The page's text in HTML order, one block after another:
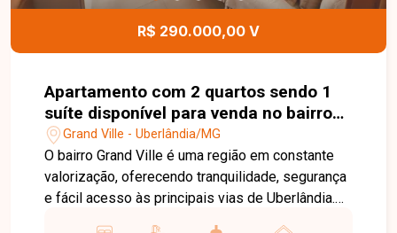
R$ 290.000,00 V
Apartamento com 2 quartos sendo 1
suíte disponível para venda no bairro
Grand Ville em Uberlândia-MG
Grand Ville - Uberlândia/MG
O bairro Grand Ville é uma região em constante
valorização, oferecendo tranquilidade, segurança
e fácil acesso às principais vias de Uberlândia.